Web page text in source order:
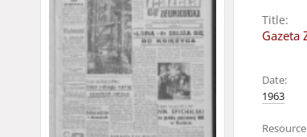
Title:
Gazeta
Date:
1963